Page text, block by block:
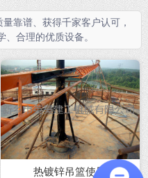
靠谱、获得千家客户认可，
合理的优质设备。
热镀锌吊篮使用